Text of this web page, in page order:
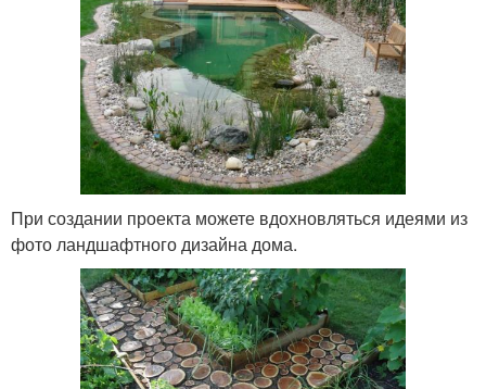
При создании проекта можете вдохновляться идеями из
фото ландшафтного дизайна дома.